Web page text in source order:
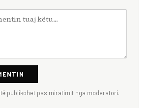
të publikohet pas miratimit nga moderatori.